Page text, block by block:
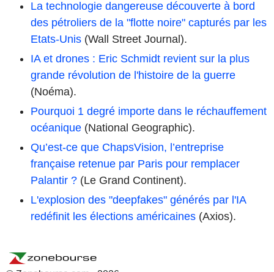
La technologie dangereuse découverte à bord
des pétroliers de la "flotte noire" capturés par les
Etats-Unis (Wall Street Journal).
IA et drones : Eric Schmidt revient sur la plus
grande révolution de l'histoire de la guerre
(Noéma).
Pourquoi 1 degré importe dans le réchauffement
océanique (National Geographic).
Qu’est-ce que ChapsVision, l’entreprise
française retenue par Paris pour remplacer
Palantir ? (Le Grand Continent).
L'explosion des "deepfakes" générés par l'IA
redéfinit les élections américaines (Axios).